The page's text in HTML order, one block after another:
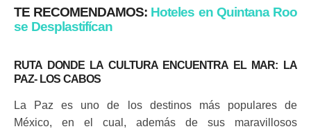
TE RECOMENDAMOS: Hoteles en Quintana Roo
se Desplastifícan
RUTA DONDE LA CULTURA ENCUENTRA EL MAR: LA
PAZ- LOS CABOS
La Paz es uno de los destinos más populares de
México, en el cual, además de sus maravillosos